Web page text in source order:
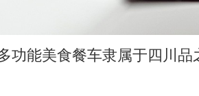
功能美食餐车隶属于四川